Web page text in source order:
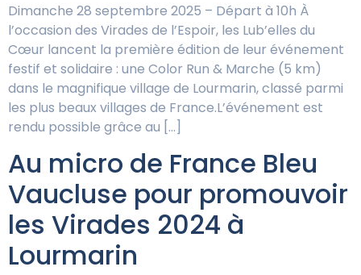
Dimanche 28 septembre 2025 – Départ à 10h À
l’occasion des Virades de l’Espoir, les Lub’elles du
Cœur lancent la première édition de leur événement
festif et solidaire : une Color Run & Marche (5 km)
dans le magnifique village de Lourmarin, classé parmi
les plus beaux villages de France.L’événement est
rendu possible grâce au […]
Au micro de France Bleu
Vaucluse pour promouvoir
les Virades 2024 à
Lourmarin